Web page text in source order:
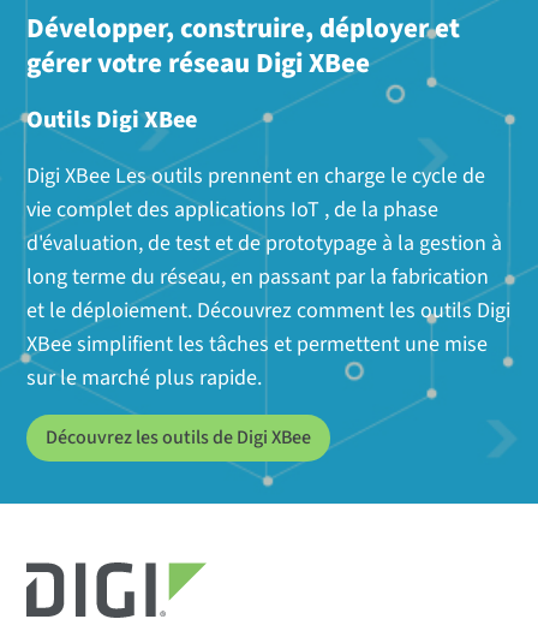
Développer, construire, déployer et
gérer votre réseau Digi XBee
Outils Digi XBee
Digi XBee Les outils prennent en charge le cycle de
vie complet des applications IoT , de la phase
d'évaluation, de test et de prototypage à la gestion à
long terme du réseau, en passant par la fabrication
et le déploiement. Découvrez comment les outils Digi
XBee simplifient les tâches et permettent une mise
sur le marché plus rapide.
Découvrez les outils de Digi XBee